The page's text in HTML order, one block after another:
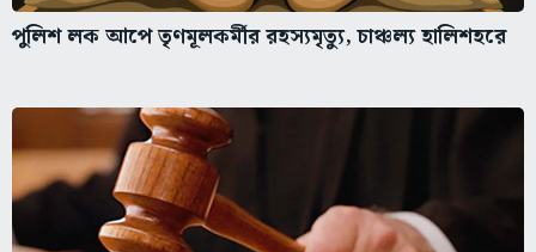
পুলিশ লক আপে তৃণমূলকর্মীর রহস্যমৃত্যু, চাঞ্চল্য হালিশহরে